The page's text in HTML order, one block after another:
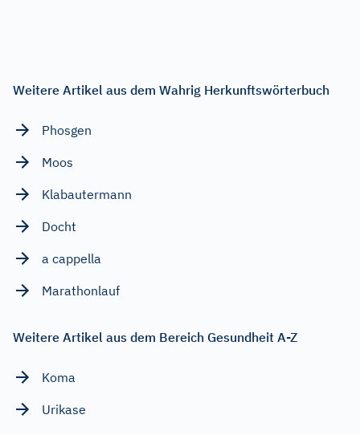
Weitere Artikel aus dem Wahrig Herkunftswörterbuch
Phosgen
Moos
Klabautermann
Docht
a cappella
Marathonlauf
Weitere Artikel aus dem Bereich Gesundheit A-Z
Koma
Urikase